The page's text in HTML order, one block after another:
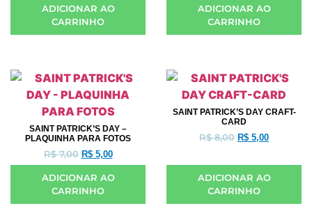
ADICIONAR AO
CARRINHO
ADICIONAR AO
CARRINHO
SAINT PATRICK’S DAY –
PLAQUINHA PARA FOTOS
R$7,00 R$5,00
ADICIONAR AO
CARRINHO
SAINT PATRICK’S DAY CRAFT-
CARD
R$8,00 R$ 5,00
ADICIONAR AO
CARRINHO